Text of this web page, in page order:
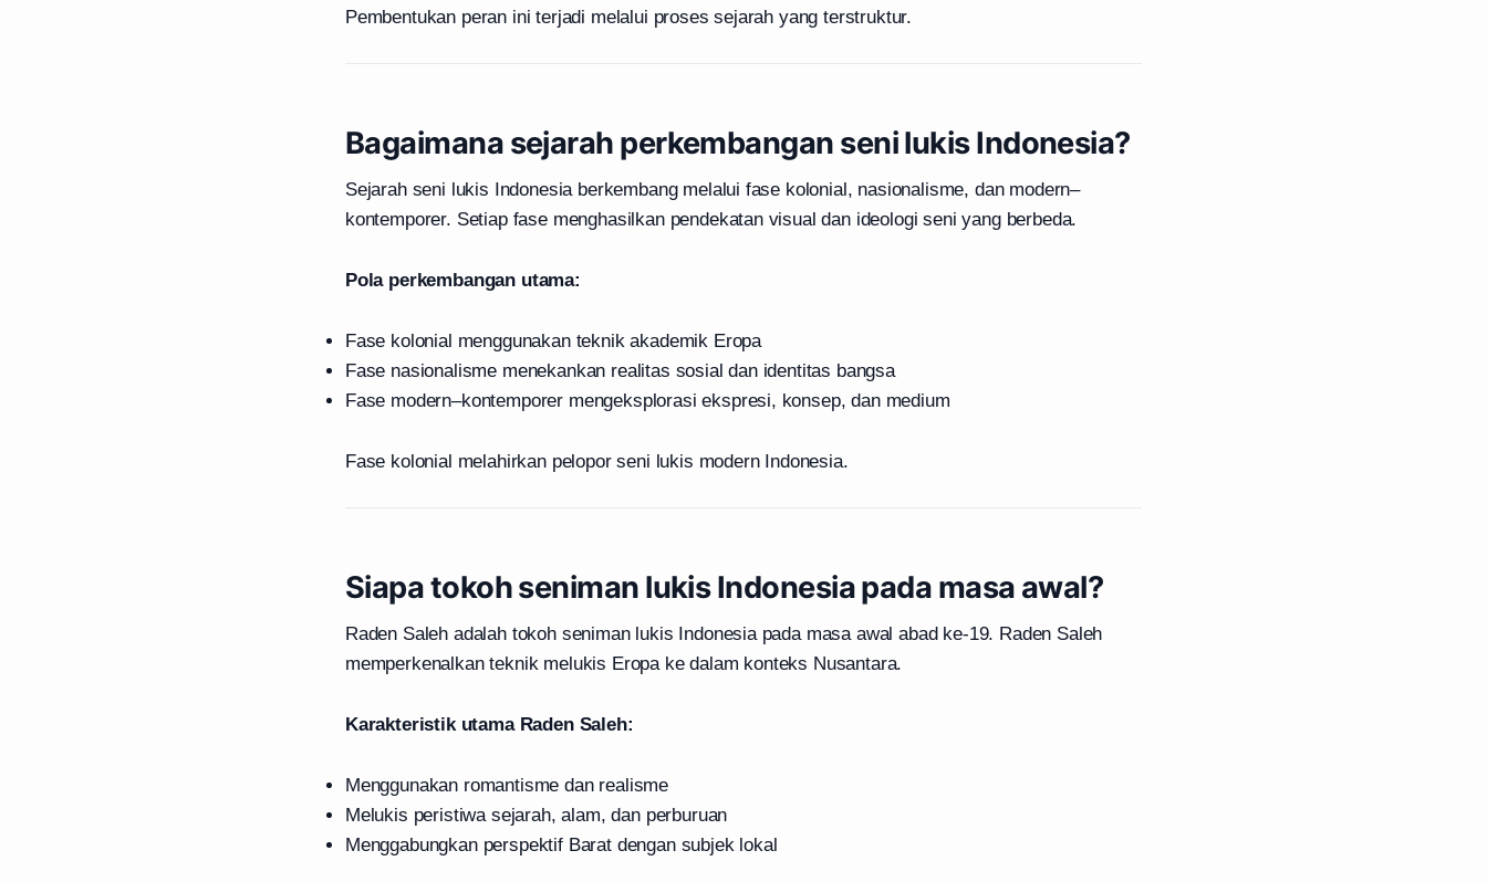
Pembentukan peran ini terjadi melalui proses sejarah yang terstruktur.
Bagaimana sejarah perkembangan seni lukis Indonesia?
Sejarah seni lukis Indonesia berkembang melalui fase kolonial, nasionalisme, dan modern–
kontemporer. Setiap fase menghasilkan pendekatan visual dan ideologi seni yang berbeda.
Pola perkembangan utama:
Fase kolonial menggunakan teknik akademik Eropa
Fase nasionalisme menekankan realitas sosial dan identitas bangsa
Fase modern–kontemporer mengeksplorasi ekspresi, konsep, dan medium
Fase kolonial melahirkan pelopor seni lukis modern Indonesia.
Siapa tokoh seniman lukis Indonesia pada masa awal?
Raden Saleh adalah tokoh seniman lukis Indonesia pada masa awal abad ke-19. Raden Saleh
memperkenalkan teknik melukis Eropa ke dalam konteks Nusantara.
Karakteristik utama Raden Saleh:
Menggunakan romantisme dan realisme
Melukis peristiwa sejarah, alam, dan perburuan
Menggabungkan perspektif Barat dengan subjek lokal